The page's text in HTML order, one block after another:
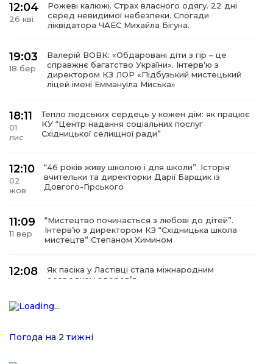
12:04
26 кві
Рожеві калюжі. Страх власного одягу. 22 дні
серед невидимої небезпеки. Спогади
ліквідатора ЧАЕС Михайла Бігуна.
19:03
18 бер
Валерій ВОВК: «Обдаровані діти з гір – це
справжнє багатство України». Інтервʼю з
директором КЗ ЛОР «Підбузький мистецький
ліцей імені Еммануїла Миська»
18:11
01
лис
Тепло людських сердець у кожен дім: як працює
КУ “Центр надання соціальних послуг
Східницької селищної ради”
12:10
02
жов
“46 років живу школою і для школи”. Історія
вчительки та директорки Дарії Барщик із
Довгого-Гірського
11:09
11 вер
“Мистецтво починається з любові до дітей”.
Інтерв’ю з директором КЗ “Східницька школа
мистецтв” Степаном Химином
12:08
Як пасіка у Ластівці стала міжнародним
осередком здоров’я
15 лип
“Респект — Гаївка”
Погода на 2 тижні